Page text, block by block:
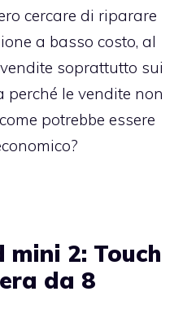
cercare di riparare
a basso costo, al
soprattutto sui
perché le vendite non
potrebbe essere
mini 2: Touch
da 8